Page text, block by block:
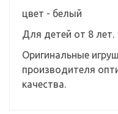
цвет - белый
Для детей от 8 лет.
Оригинальные
производителя
качества.